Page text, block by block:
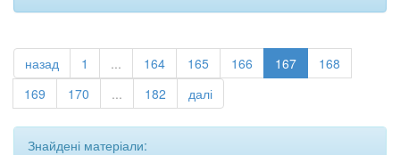
назад 1 ... 164 165 166 167
168
169
170 ... 182 далі
Знайдені матеріали: